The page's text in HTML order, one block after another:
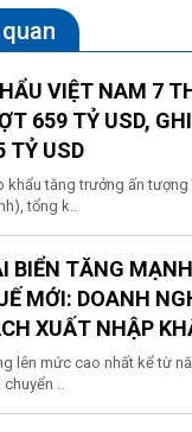
VIỆT NAM 7
659 TỶ USD,
TỶ USD
khẩu tăng trưởng ấn
tổng k..
BIỂN TĂNG
MỚI: DOANH
XUẤT NHẬP
lên mức cao nhất kể từ
..